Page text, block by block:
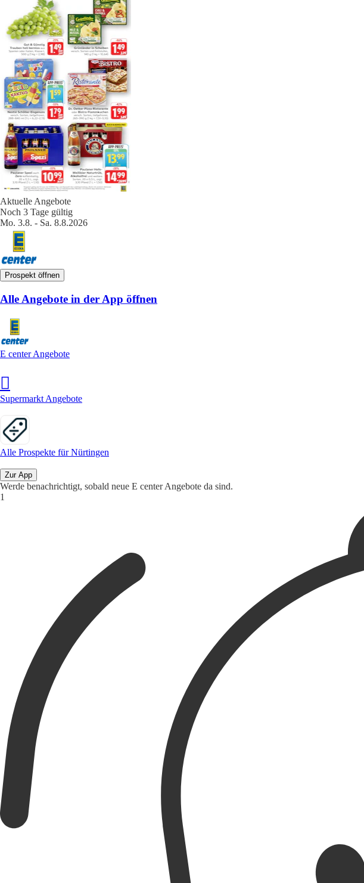
Aktuelle Angebote
Noch 3 Tage gültig
Mo. 3.8. - Sa. 8.8.2026
Prospekt öffnen
Alle Angebote in der App öffnen
E center Angebote
Supermarkt Angebote
Alle Prospekte für Nürtingen
Zur App
Werde benachrichtigt, sobald neue E center Angebote da sind.